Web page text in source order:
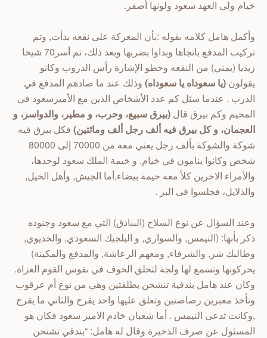
خيام ولي العهد سعود ولونها أصفر.
وأكمل هامل كلامه بقوله :بأن المعركة على نقعه بدأت, وتم
تركيب المدفع باتجاها وبداوا بضربها وبعد ذلك، تم أسر70 شيخا
زيديا (يمني) من النقعه وحطو الإشارة رأس الدروب وكانو
يقولون (يا سعوداه يا سعوداه) وذلك عند ما صادهم المدفع في
الدرب . عندما سئل كم عدد الأشخاص الذين مع الأميرسعود في
المخيم وكم بيرق قال (بيرق سبيع، وحرب، و مطير، والدواسر، و
العجمان، و كل بيرق فيه ألف رجل ألف ومائتين) فكل بيرق فيه
شوكة والشوكة بألف رجل يعني معه من 70000 إلى 80000
شخص وكانوا ينامون في خيام. و خيمة الملك سعود لوحدها،
والأمراء الاخرين كلاً معه خيمة بيضاء,أما الجيش, وأهل الخيل,
والذلايل، فجلسوا فى البر .
وعند السؤال عن نوع السلاح (البنادق) التي مع سعود وجنوده
ذكر بأنها: (النيمس, والسواري, و البلجيك السعودي, والخديوي,
وطالبك شر, والشرفاء, ومعهم الرعاشة, والمدفع والمكينة)
يحركونها وتسمع لها ولجة لتخلق الخوف في نفوس القوم الغزاة.
وكان عند هامل بندقية تنشحن بطلقتين وهي من نوع أم عرقوب
وتأخذ معبرين رصاصتين وتعلق عليها واحد يقرح والثاني ما يقرح
,وكانت تدعى النيمس . أما شعبان خادم الامير سعود فكان هو
المسئول عن صرف الذخيرة وقال له هامل: “بندقي تشتحن